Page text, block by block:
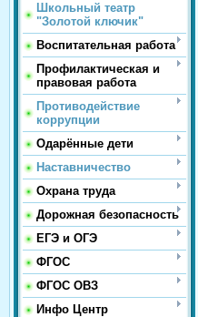
Школьный театр
"Золотой ключик"
Воспитательная работа
Профилактическая и
правовая работа
Противодействие
коррупции
Одарённые дети
Наставничество
Охрана труда
Дорожная безопасность
ЕГЭ и ОГЭ
ФГОС
ФГОС ОВЗ
Инфо Центр